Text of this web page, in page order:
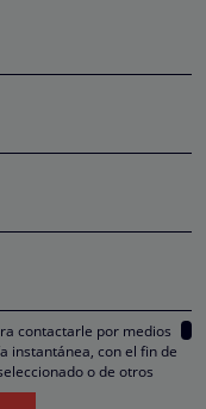
contactarle por medios
instantánea, con el fin de
o de otros
y, en su caso, para